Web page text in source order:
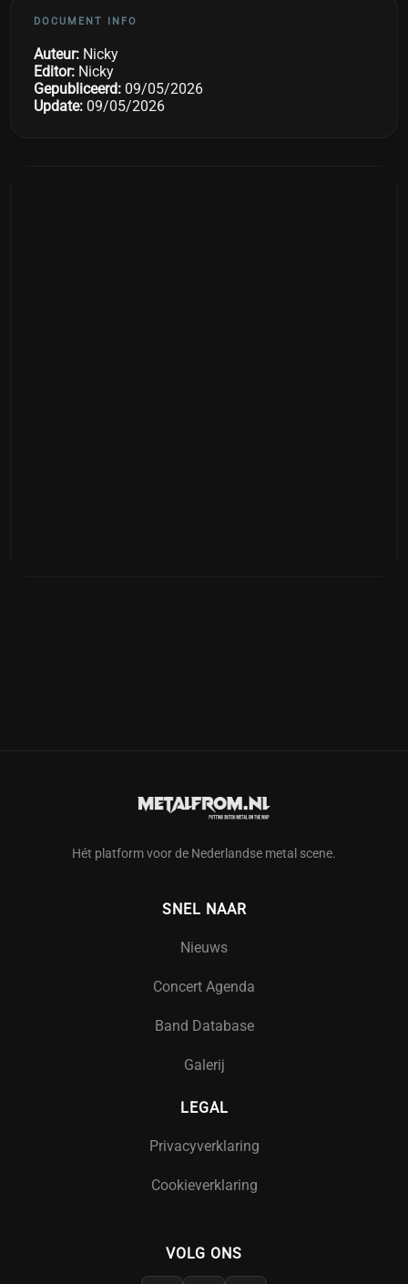
DOCUMENT INFO
Auteur: Nicky
Editor: Nicky
Gepubliceerd: 09/05/2026
Update: 09/05/2026
Hét platform voor de Nederlandse metal scene.
SNEL NAAR
Nieuws
Concert Agenda
Band Database
Galerij
LEGAL
Privacyverklaring
Cookieverklaring
VOLG ONS